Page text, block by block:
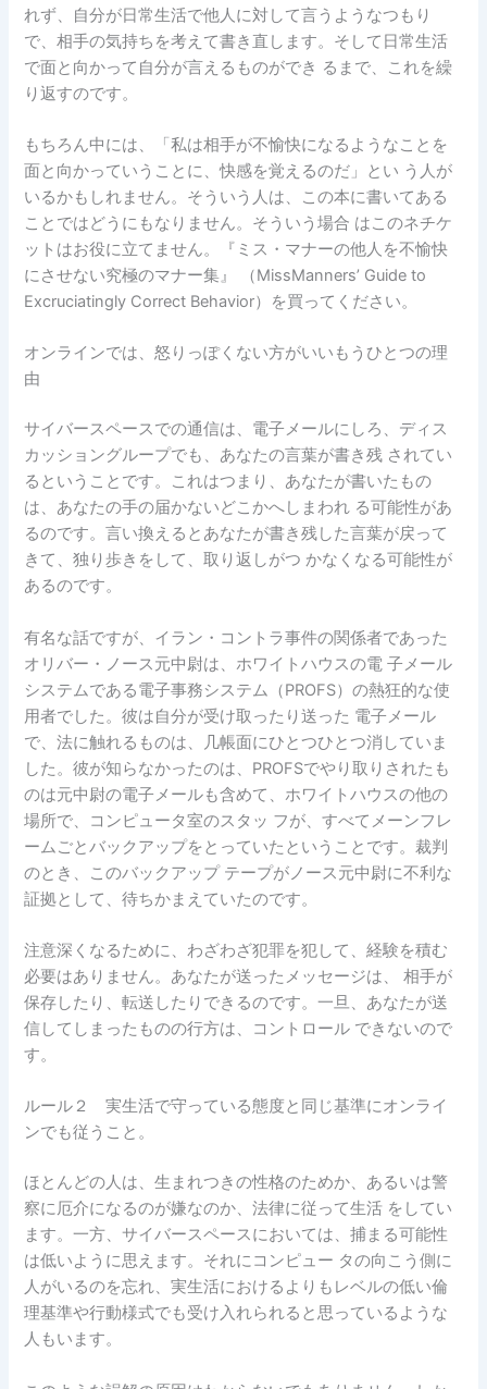
れず、自分が日常生活で他人に対して言うようなつもり
で、相手の気持ちを考えて書き直します。そして日常生活
で面と向かって自分が言えるものができ るまで、これを繰
り返すのです。
もちろん中には、「私は相手が不愉快になるようなことを
面と向かっていうことに、快感を覚えるのだ」とい う人が
いるかもしれません。そういう人は、この本に書いてある
ことではどうにもなりません。そういう場合 はこのネチケ
ットはお役に立てません。『ミス・マナーの他人を不愉快
にさせない究極のマナー集』 （MissManners’ Guide to
Excruciatingly Correct Behavior）を買ってください。
オンラインでは、怒りっぽくない方がいいもうひとつの理
由
サイバースペースでの通信は、電子メールにしろ、ディス
カッショングループでも、あなたの言葉が書き残 されてい
るということです。これはつまり、あなたが書いたもの
は、あなたの手の届かないどこかへしまわれ る可能性があ
るのです。言い換えるとあなたが書き残した言葉が戻って
きて、独り歩きをして、取り返しがつ かなくなる可能性が
あるのです。
有名な話ですが、イラン・コントラ事件の関係者であった
オリバー・ノース元中尉は、ホワイトハウスの電 子メール
システムである電子事務システム（PROFS）の熱狂的な使
用者でした。彼は自分が受け取ったり送った 電子メール
で、法に触れるものは、几帳面にひとつひとつ消していま
した。彼が知らなかったのは、PROFSでやり取りされたも
のは元中尉の電子メールも含めて、ホワイトハウスの他の
場所で、コンピュータ室のスタッ フが、すべてメーンフレ
ームごとバックアップをとっていたということです。裁判
のとき、このバックアップ テープがノース元中尉に不利な
証拠として、待ちかまえていたのです。
注意深くなるために、わざわざ犯罪を犯して、経験を積む
必要はありません。あなたが送ったメッセージは、 相手が
保存したり、転送したりできるのです。一旦、あなたが送
信してしまったものの行方は、コントロール できないので
す。
ルール２ 実生活で守っている態度と同じ基準にオンライ
ンでも従うこと。
ほとんどの人は、生まれつきの性格のためか、あるいは警
察に厄介になるのが嫌なのか、法律に従って生活 をしてい
ます。一方、サイバースペースにおいては、捕まる可能性
は低いように思えます。それにコンピュー タの向こう側に
人がいるのを忘れ、実生活におけるよりもレベルの低い倫
理基準や行動様式でも受け入れられると思っているような
人もいます。